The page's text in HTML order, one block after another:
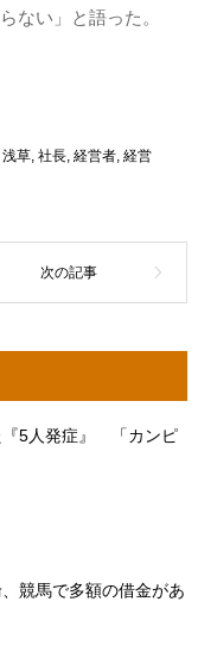
ない」と語った。
浅草, 社長, 経営者, 経営
『5人発症』 「カンピ
、競馬で多額の借金があ